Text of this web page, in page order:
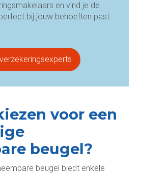
en vind je de
bij jouw behoeften past.
voor een
beugel?
beugel biedt enkele